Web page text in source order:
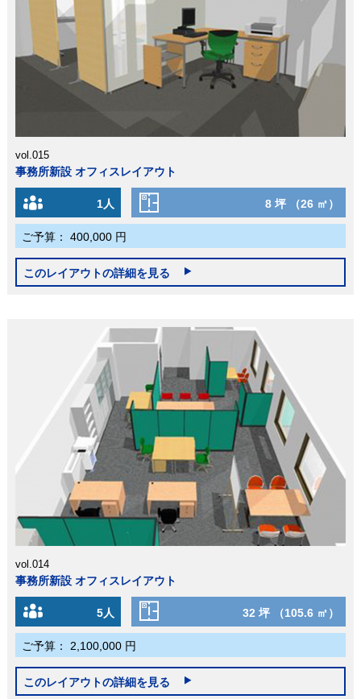
vol.015
事務所新設 オフィスレイアウト
1人 8 坪 （26 ㎡）
ご予算： 400,000 円
このレイアウトの詳細を見る
vol.014
事務所新設 オフィスレイアウト
5人 32 坪 （105.6 ㎡）
ご予算： 2,100,000 円
このレイアウトの詳細を見る